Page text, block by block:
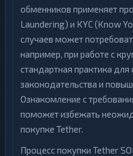
обменников применяет
Laundering) и KYC (Know
случаев может
например, при работе с
стандартная практика
законодательства и
Ознакомление с
поможет избежать
покупке Tether.
Процесс покупки Tether